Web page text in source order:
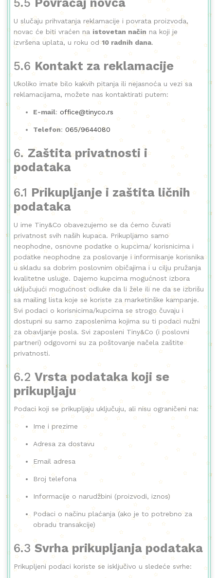
U slučaju prihvatanja reklamacije i povrata proizvoda,
novac će biti vraćen na istovetan način na koji je
izvršena uplata, u roku od10 radnih dana.
5.6 Kontakt za reklamacije
Ukoliko imate bilo kakvih pitanja ili nejasnoća u vezi sa
reklamacijama, možete nas kontaktirati putem:
E-mail: office@tinyco.rs
Telefon: 065/9644080
6. Zaštita privatnosti i
podataka
6.1 Prikupljanje i zaštita ličnih
podataka
U ime Tiny&Co obavezujemo se da ćemo čuvati
privatnost svih naših kupaca. Prikupljamo samo
neophodne, osnovne podatke o kupcima/ korisnicima i
podatke neophodne za poslovanje i informisanje korisnika
u skladu sa dobrim poslovnim običajima i u cilju pružanja
kvalitetne usluge. Dajemo kupcima mogućnost izbora
uključujući mogućnost odluke da li žele ili ne da se izbrišu
sa mailing lista koje se koriste za marketinške kampanje.
Svi podaci o korisnicima/kupcima se strogo čuvaju i
dostupni su samo zaposlenima kojima su ti podaci nužni
za obavljanje posla. Svi zaposleni Tiny&Co (i poslovni
partneri) odgovorni su za poštovanje načela zaštite
privatnosti.
6.2 Vrsta podataka koji se
prikupljaju
Podaci koji se prikupljaju uključuju, ali nisu ograničeni na:
Ime i prezime
Adresa za dostavu
Email adresa
Broj telefona
Informacije o narudžbini (proizvodi, iznos)
Podaci o načinu plaćanja (ako je to potrebno za
obradu transakcije)
6.3 Svrha prikupljanja podataka
Prikupljeni podaci koriste se isključivo u sledeće svrhe: